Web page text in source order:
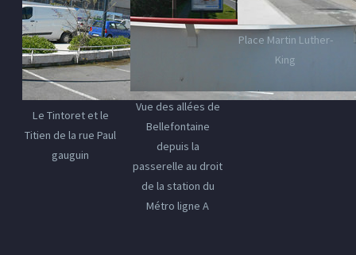
Le Tintoret et le
Titien de la rue Paul
gauguin
Vue des allées de
Bellefontaine
depuis la
passerelle au droit
de la station du
Métro ligne A
Place Martin Luther-
King